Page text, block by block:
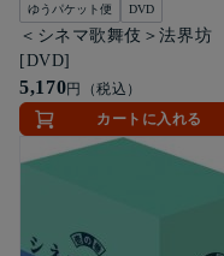
ゆうパケット便 DVD
＜シネマ歌舞伎＞法界坊
[DVD]
5,170円（税込）
カートに入れる